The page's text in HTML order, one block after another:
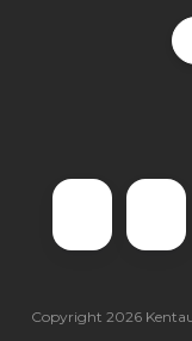
Copyright 2026